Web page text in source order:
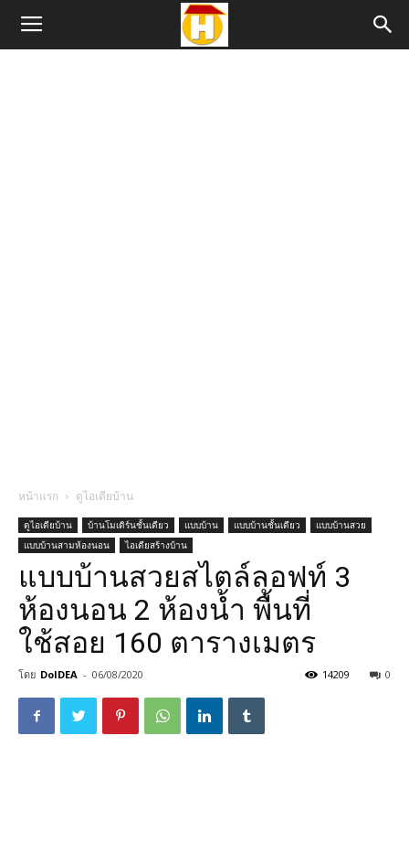
หน้าแรก ดูไอเดียบ้าน
ดูไอเดียบ้าน บ้านโมเดิร์นชั้นเดียว แบบบ้าน แบบบ้านชั้นเดียว
แบบบ้านสวย
แบบบ้านสามห้องนอน
ไอเดียสร้างบ้าน
แบบบ้านสวยสไตล์ลอฟท์ 3
ห้องนอน 2 ห้องน้ำ พื้นที่
ใช้สอย 160 ตารางเมตร
โดย DoIDEA - 06/08/2020 0
14209